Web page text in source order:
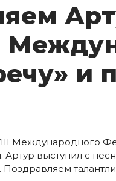
и
Международного
выступил с